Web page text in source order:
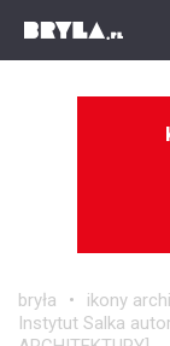
bryła
ikony
Instytut Salka